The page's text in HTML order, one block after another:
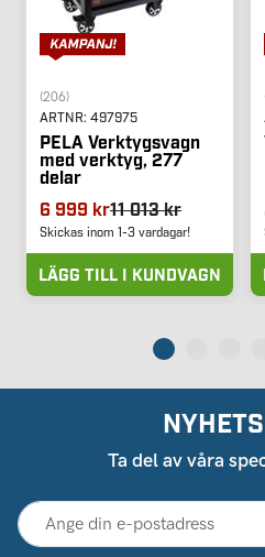
(206)
ARTNR: 497975
PELA Verktygsvagn
med verktyg, 277
delar
6 999 kr11 013 kr
Skickas inom 1-3 vardagar!
LÄGG TILL I KUNDVAGN
Ta del av våra